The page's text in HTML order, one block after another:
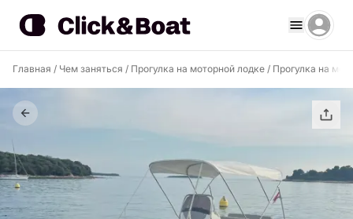
Главная / Чем заняться / Прогулка на моторной лодке / Прогулка на